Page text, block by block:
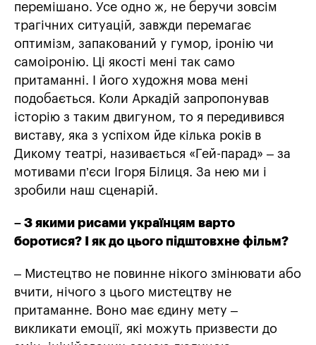
перемішано. Усе одно ж, не беручи зовсім
трагічних ситуацій, завжди перемагає
оптимізм, запакований у гумор, іронію чи
самоіронію. Ці якості мені так само
притаманні. І його художня мова мені
подобається. Коли Аркадій запропонував
історію з таким двигуном, то я передивився
виставу, яка з успіхом йде кілька років в
Дикому театрі, називається «Гей-парад» – за
мотивами п’єси Ігоря Білиця. За нею ми і
зробили наш сценарій.
– З якими рисами українцям варто
боротися? І як до цього підштовхне фільм?
– Мистецтво не повинне нікого змінювати або
вчити, нічого з цього мистецтву не
притаманне. Воно має єдину мету –
викликати емоції, які можуть призвести до